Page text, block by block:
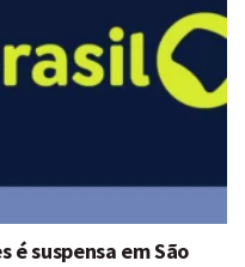
é suspensa em São